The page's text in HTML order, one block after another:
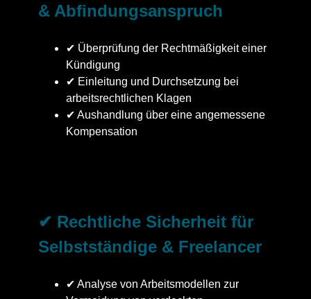
& Abfindungsanspruch
✔ Überprüfung der Rechtmäßigkeit einer
Kündigung
✔ Einleitung und Durchsetzung bei
arbeitsrechtlichen Klagen
✔ Aushandlung über eine angemessene
Kompensation
✔ Rechtliche Sicherheit für
Selbstständige & Freelancer
✔ Analyse von Arbeitsmodellen zur